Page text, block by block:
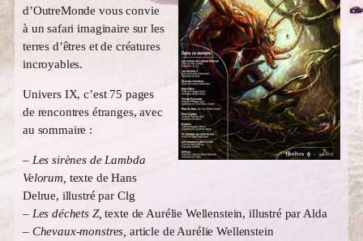
d’OutreMonde vous convie
à un safari imaginaire sur les
terres d’êtres et de créatures
incroyables.
Univers IX, c’est 75 pages
de rencontres étranges, avec
au sommaire :
– Les sirènes de Lambda
Velorum, texte de Hans
Delrue, illustré par Clg
– Les déchets Z, texte de Aurélie Wellenstein, illustré par Alda
– Chevaux-monstres, article de Aurélie Wellenstein